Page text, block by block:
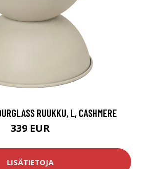
RUUKKU, L, CASHMERE
339 EUR
LISÄTIETOJA